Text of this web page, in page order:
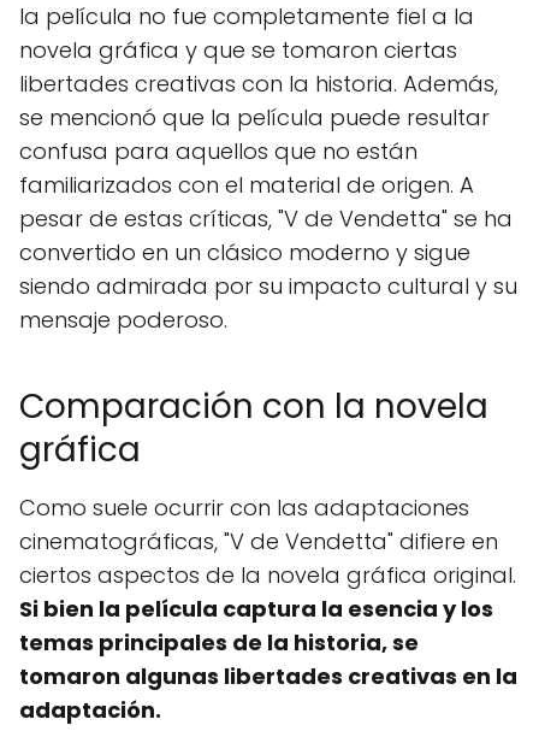
la película no fue completamente fiel a la
novela gráfica y que se tomaron ciertas
libertades creativas con la historia. Además,
se mencionó que la película puede resultar
confusa para aquellos que no están
familiarizados con el material de origen. A
pesar de estas críticas, "V de Vendetta" se ha
convertido en un clásico moderno y sigue
siendo admirada por su impacto cultural y su
mensaje poderoso.
Comparación con la novela
gráfica
Como suele ocurrir con las adaptaciones
cinematográficas, "V de Vendetta" difiere en
ciertos aspectos de la novela gráfica original.
Si bien la película captura la esencia y los
temas principales de la historia, se
tomaron algunas libertades creativas en la
adaptación.